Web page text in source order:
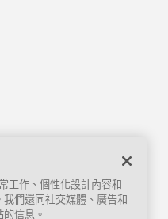
工作、個性化設計內容和
們還同社交媒體、廣告和
信息。